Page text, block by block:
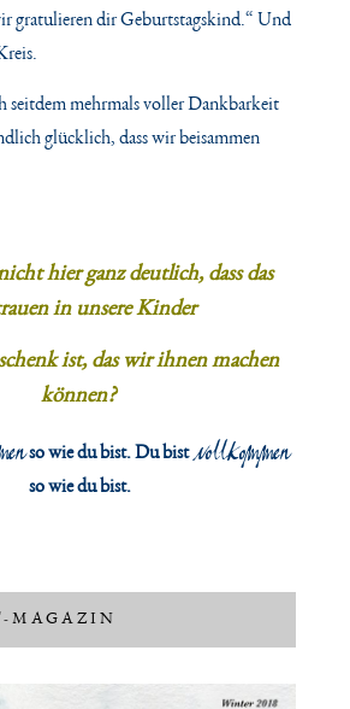
gratulieren dir Geburtstagskind.“ Und
seitdem mehrmals voller Dankbarkeit
glücklich, dass wir beisammen
hier ganz deutlich, dass das
in unsere Kinder
ist, das wir ihnen machen
können?
so wie du bist.Du bistvollkommen
so wie du bist.
MAGAZIN